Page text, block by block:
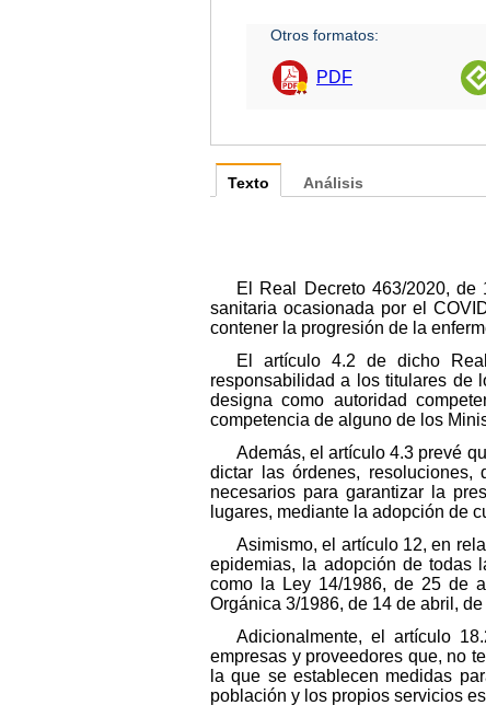
Otros formatos:
PDF
Texto
El Real Decreto 463/2020,
sanitaria ocasionada por el
contener la progresión de la
El artículo 4.2 de dicho
responsabilidad a los titulares de
designa como autoridad
competencia de alguno de los
Además, el artículo 4.3 prevé
dictar las órdenes, resoluciones,
necesarios para garantizar la
lugares, mediante la adopción de
Asimismo, el artículo 12, en
epidemias, la adopción de todas
como la Ley 14/1986, de 25 de
Orgánica 3/1986, de 14 de abril,
Adicionalmente, el artículo
empresas y proveedores que, no
la que se establecen medidas
población y los propios servicios
Análisis